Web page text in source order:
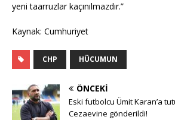
yeni taarruzlar kaçınılmazdır.”
Kaynak: Cumhuriyet
CHP HÜCUMUN
ÖNCEKI
Eski futbolcu Ümit Karan’a
Cezaevine gönderildi!